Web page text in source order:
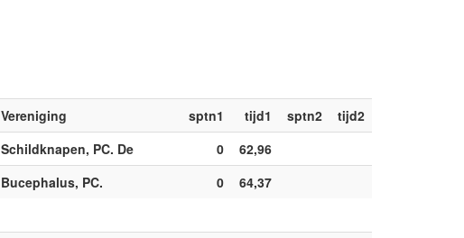
Vereniging sptn1 tijd1 sptn2
tijd2
Schildknapen, PC. De 0
62,96
Bucephalus, PC. 0 64,37